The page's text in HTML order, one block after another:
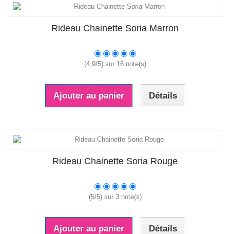
Rideau Chainette Soria Marron
(4,9/5) sur 16note(s)
Ajouter au panier Détails
Rideau Chainette Soria Rouge
(5/5) sur 3note(s)
Ajouter au panier Détails